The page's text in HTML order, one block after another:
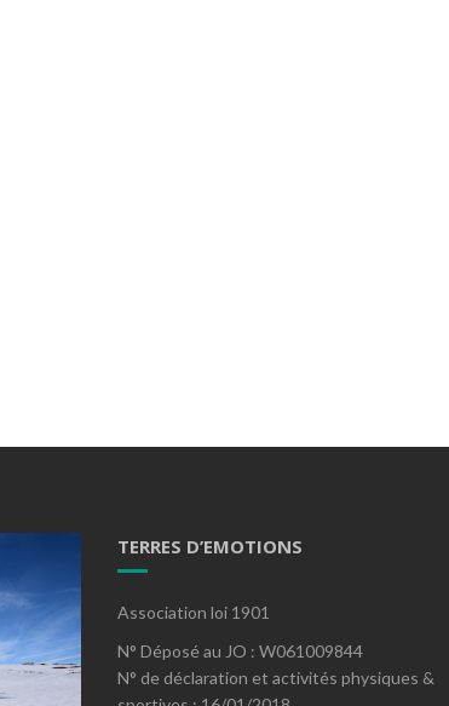
TERRES D’EMOTIONS
Association loi 1901
N° Déposé au JO : W061009844
N° de déclaration et activités physiques &